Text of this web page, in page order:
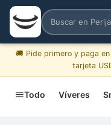
🚚 Pide primero y paga
tarjeta
Todo Víveres